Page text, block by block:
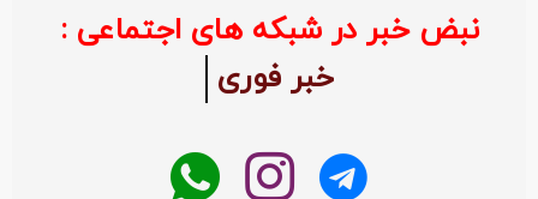
نبض خبر در شبکه های اجتماعی :
خبر فوری